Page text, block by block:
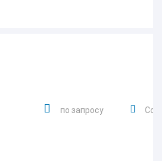
по запросу